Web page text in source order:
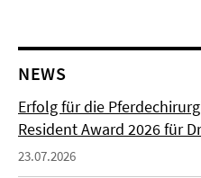
NEWS
Erfolg für die
Resident Award 2026 für
23.07.2026